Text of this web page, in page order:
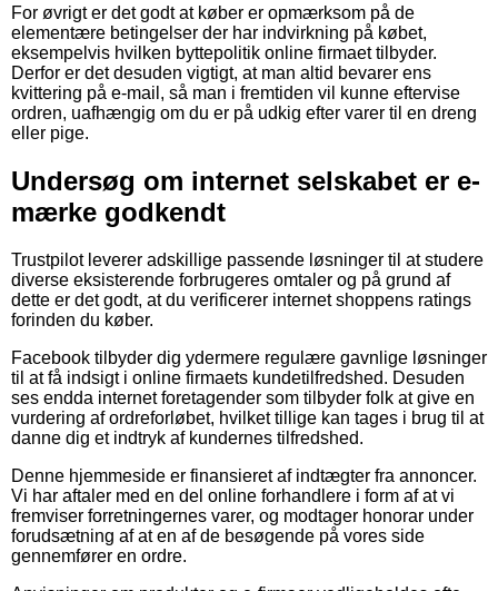
For øvrigt er det godt at køber er opmærksom på de
elementære betingelser der har indvirkning på købet,
eksempelvis hvilken byttepolitik online firmaet tilbyder.
Derfor er det desuden vigtigt, at man altid bevarer ens
kvittering på e-mail, så man i fremtiden vil kunne eftervise
ordren, uafhængig om du er på udkig efter varer til en dreng
eller pige.
Undersøg om internet selskabet er e-
mærke godkendt
Trustpilot leverer adskillige passende løsninger til at studere
diverse eksisterende forbrugeres omtaler og på grund af
dette er det godt, at du verificerer internet shoppens ratings
forinden du køber.
Facebook tilbyder dig ydermere regulære gavnlige løsninger
til at få indsigt i online firmaets kundetilfredshed. Desuden
ses endda internet foretagender som tilbyder folk at give en
vurdering af ordreforløbet, hvilket tillige kan tages i brug til at
danne dig et indtryk af kundernes tilfredshed.
Denne hjemmeside er finansieret af indtægter fra annoncer.
Vi har aftaler med en del online forhandlere i form af at vi
fremviser forretningernes varer, og modtager honorar under
forudsætning af at en af de besøgende på vores side
gennemfører en ordre.